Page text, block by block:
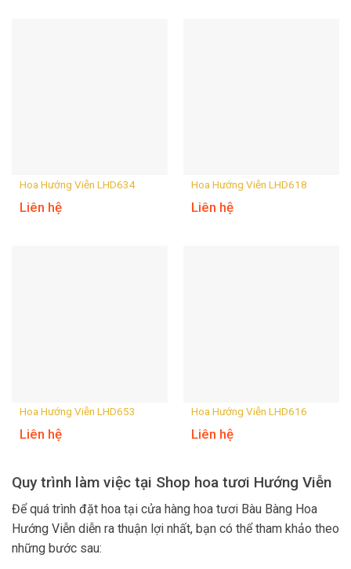
Hoa Hướng Viễn LHD634
Liên hệ
Hoa Hướng Viễn LHD618
Liên hệ
Hoa Hướng Viễn LHD653
Liên hệ
Hoa Hướng Viễn LHD616
Liên hệ
Quy trình làm việc tại Shop hoa tươi Hướng Viễn
Để quá trình đặt hoa tại cửa hàng hoa tươi Bàu Bàng Hoa
Hướng Viễn diễn ra thuận lợi nhất, bạn có thể tham khảo theo
những bước sau: